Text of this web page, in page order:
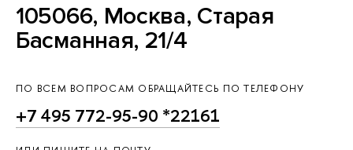
105066, Москва, Старая
Басманная, 21/4
ПО ВСЕМ ВОПРОСАМ ОБРАЩАЙТЕСЬ ПО ТЕЛЕФОНУ
+7 495 772-95-90 *22161